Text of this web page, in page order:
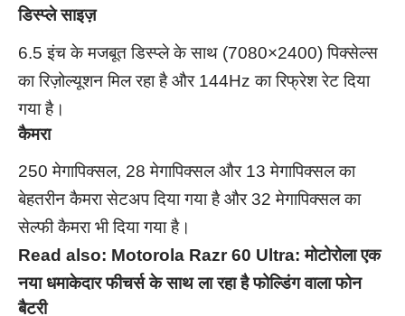
डिस्प्ले साइज़
6.5 इंच के मजबूत डिस्प्ले के साथ (7080×2400) पिक्सेल्स
का रिज़ोल्यूशन मिल रहा है और 144Hz का रिफ्रेश रेट दिया
गया है।
कैमरा
250 मेगापिक्सल, 28 मेगापिक्सल और 13 मेगापिक्सल का
बेहतरीन कैमरा सेटअप दिया गया है और 32 मेगापिक्सल का
सेल्फी कैमरा भी दिया गया है।
Read also: Motorola Razr 60 Ultra: मोटोरोला एक
नया धमाकेदार फीचर्स के साथ ला रहा है फोल्डिंग वाला फोन
बैटरी